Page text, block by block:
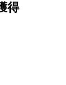
得